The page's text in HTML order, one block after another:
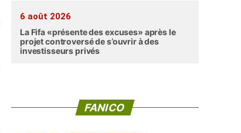
6 août 2026
La Fifa «présente des excuses» après le
projet controversé de s’ouvrir à des
investisseurs privés
FANICO